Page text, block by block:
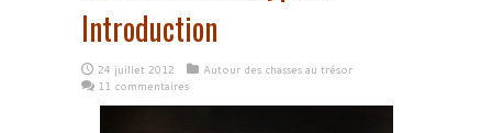
Introduction
24 juillet 2012
Autour des chasses au trésor
11 commentaires